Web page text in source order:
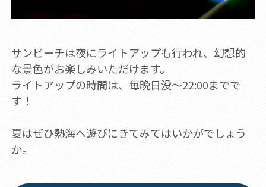
サンビーチは夜にライトアップも行われ、幻想的
な景色がお楽しみいただけます。
ライトアップの時間は、毎晩日没～22:00までで
す！
夏はぜひ熱海へ遊びにきてみてはいかがでしょう
か。